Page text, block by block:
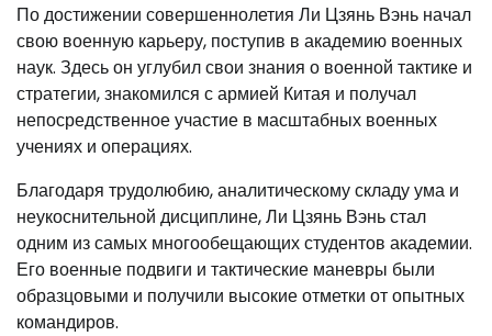
По достижении совершеннолетия Ли Цзянь Вэнь начал
свою военную карьеру, поступив в академию военных
наук. Здесь он углубил свои знания о военной тактике и
стратегии, знакомился с армией Китая и получал
непосредственное участие в масштабных военных
учениях и операциях.
Благодаря трудолюбию, аналитическому складу ума и
неукоснительной дисциплине, Ли Цзянь Вэнь стал
одним из самых многообещающих студентов академии.
Его военные подвиги и тактические маневры были
образцовыми и получили высокие отметки от опытных
командиров.